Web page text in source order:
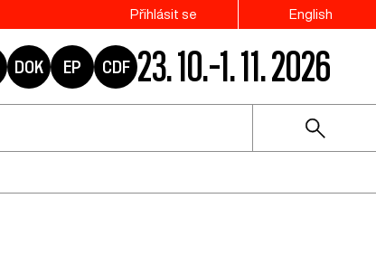
Přihlásit se English
DOK EP CDF 23. 10.–1. 11. 2026